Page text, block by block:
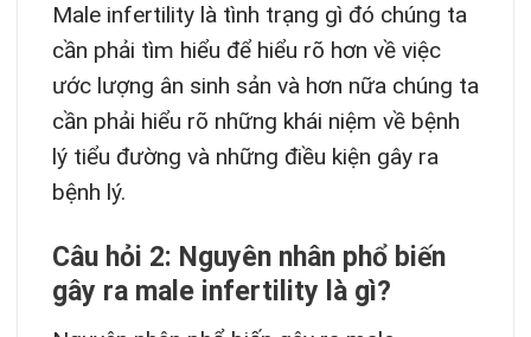
Male infertility là tình trạng gì đó chúng ta
cần phải tìm hiểu để hiểu rõ hơn về việc
ước lượng ân sinh sản và hơn nữa chúng ta
cần phải hiểu rõ những khái niệm về bệnh
lý tiểu đường và những điều kiện gây ra
bệnh lý.
Câu hỏi 2: Nguyên nhân phổ biến
gây ra male infertility là gì?